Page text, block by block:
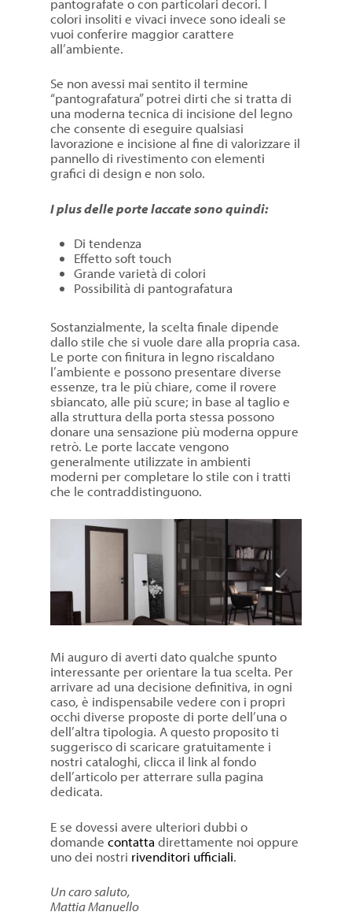
pantografate o con particolari decori. I
colori insoliti e vivaci invece sono ideali se
vuoi conferire maggior carattere
all’ambiente.
Se non avessi mai sentito il termine
“pantografatura” potrei dirti che si tratta di
una moderna tecnica di incisione del legno
che consente di eseguire qualsiasi
lavorazione e incisione al fine di valorizzare il
pannello di rivestimento con elementi
grafici di design e non solo.
I plus delle porte laccate sono quindi:
Di tendenza
Effetto soft touch
Grande varietà di colori
Possibilità di pantografatura
Sostanzialmente, la scelta finale dipende
dallo stile che si vuole dare alla propria casa.
Le porte con finitura in legno riscaldano
l’ambiente e possono presentare diverse
essenze, tra le più chiare, come il rovere
sbiancato, alle più scure; in base al taglio e
alla struttura della porta stessa possono
donare una sensazione più moderna oppure
retrò. Le porte laccate vengono
generalmente utilizzate in ambienti
moderni per completare lo stile con i tratti
che le contraddistinguono.
Mi auguro di averti dato qualche spunto
interessante per orientare la tua scelta. Per
arrivare ad una decisione definitiva, in ogni
caso, è indispensabile vedere con i propri
occhi diverse proposte di porte dell’una o
dell’altra tipologia. A questo proposito ti
suggerisco di scaricare gratuitamente i
nostri cataloghi, clicca il link al fondo
dell’articolo per atterrare sulla pagina
dedicata.
E se dovessi avere ulteriori dubbi o
domandecontatta direttamente noi oppure
uno dei nostri rivenditori ufficiali.
Un caro saluto,
Mattia Manuello